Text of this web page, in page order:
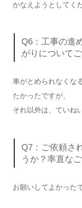
かなえようとしてく
Q6：工事の進
がりについて
車がとめられなくな
たかったですが、
それ以外は、ていね
Q7：ご依頼さ
うか？率直な
お願いしてよかった